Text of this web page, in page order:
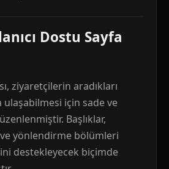
Dostu Sayfa
ziyaretçilerin aradıkları
ulaşabilmesi için sade ve
Başlıklar,
ve yönlendirme bölümleri
destekleyecek biçimde